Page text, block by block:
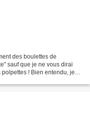
des boulettes de
sauf que je ne vous dirai
! Bien entendu, je